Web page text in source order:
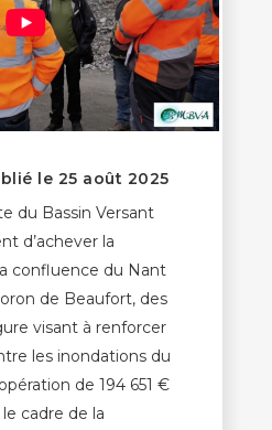
le 25 août 2025
du Bassin Versant
d’achever la
confluence du Nant
de Beaufort, des
visant à renforcer
les inondations du
de 194 651 €
le cadre de la